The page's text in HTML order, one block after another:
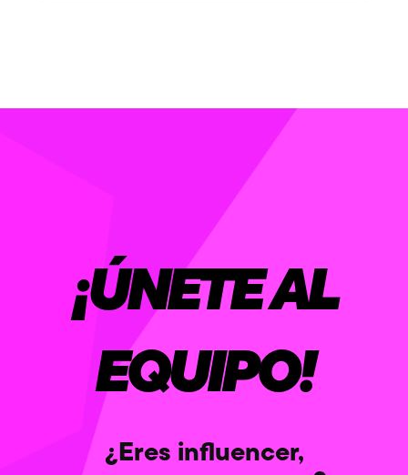
¡ÚNETE AL
EQUIPO!
¿Eres influencer,